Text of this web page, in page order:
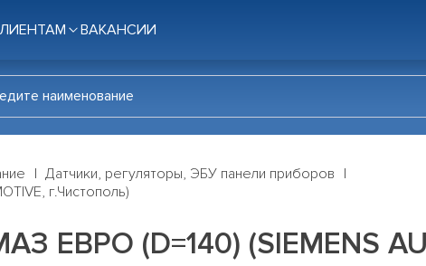
ВАКАНСИИ
Датчики, регуляторы, ЭБУ панели приборов
г.Чистополь)
ЕВРО (D=140) (SIEMENS